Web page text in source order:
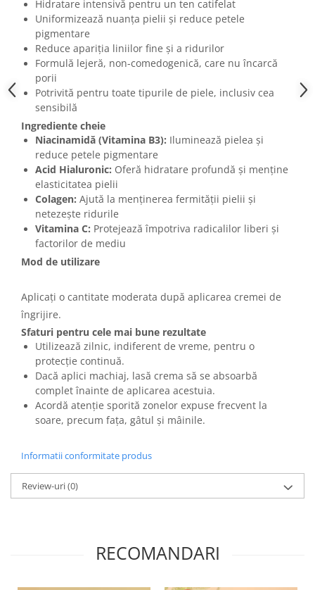
Hidratare intensivă pentru un ten catifelat
Uniformizează nuanța pielii și reduce petele
pigmentare
Reduce apariția liniilor fine și a ridurilor
Formulă lejeră, non-comedogenică, care nu încarcă
porii
Potrivită pentru toate tipurile de piele, inclusiv cea
sensibilă
Ingrediente cheie
Niacinamidă (Vitamina B3): Iluminează pielea și
reduce petele pigmentare
Acid Hialuronic: Oferă hidratare profundă și menține
elasticitatea pielii
Colagen: Ajută la menținerea fermității pielii și
netezește ridurile
Vitamina C: Protejează împotriva radicalilor liberi și
factorilor de mediu
Mod de utilizare
Aplicați o cantitate moderata după aplicarea cremei de
îngrijire.
Sfaturi pentru cele mai bune rezultate
Utilizează zilnic, indiferent de vreme, pentru o
protecție continuă.
Dacă aplici machiaj, lasă crema să se absoarbă
complet înainte de aplicarea acestuia.
Acordă atenție sporită zonelor expuse frecvent la
soare, precum fața, gâtul și mâinile.
Informatii conformitate produs
Review-uri(0)
RECOMANDARI